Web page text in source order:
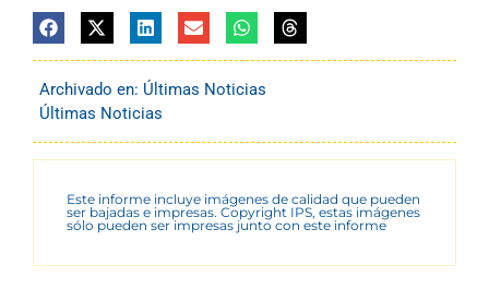
Archivado en: Últimas Noticias
Últimas Noticias
Este informe incluye imágenes de calidad que pueden
ser bajadas e impresas. Copyright IPS, estas imágenes
sólo pueden ser impresas junto con este informe